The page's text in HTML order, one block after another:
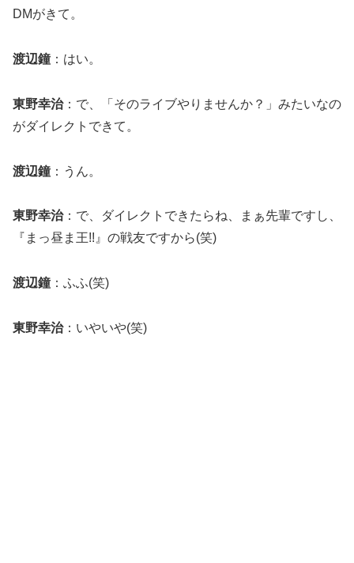
DMがきて。
渡辺鐘：はい。
東野幸治：で、「そのライブやりませんか？」みたいなの
がダイレクトできて。
渡辺鐘：うん。
東野幸治：で、ダイレクトできたらね、まぁ先輩ですし、
『まっ昼ま王!!』の戦友ですから(笑)
渡辺鐘：ふふ(笑)
東野幸治：いやいや(笑)